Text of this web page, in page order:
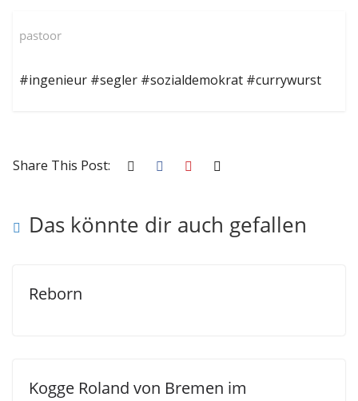
pastoor
#ingenieur #segler #sozialdemokrat #currywurst
Share This Post:
Das könnte dir auch gefallen
Reborn
Kogge Roland von Bremen im